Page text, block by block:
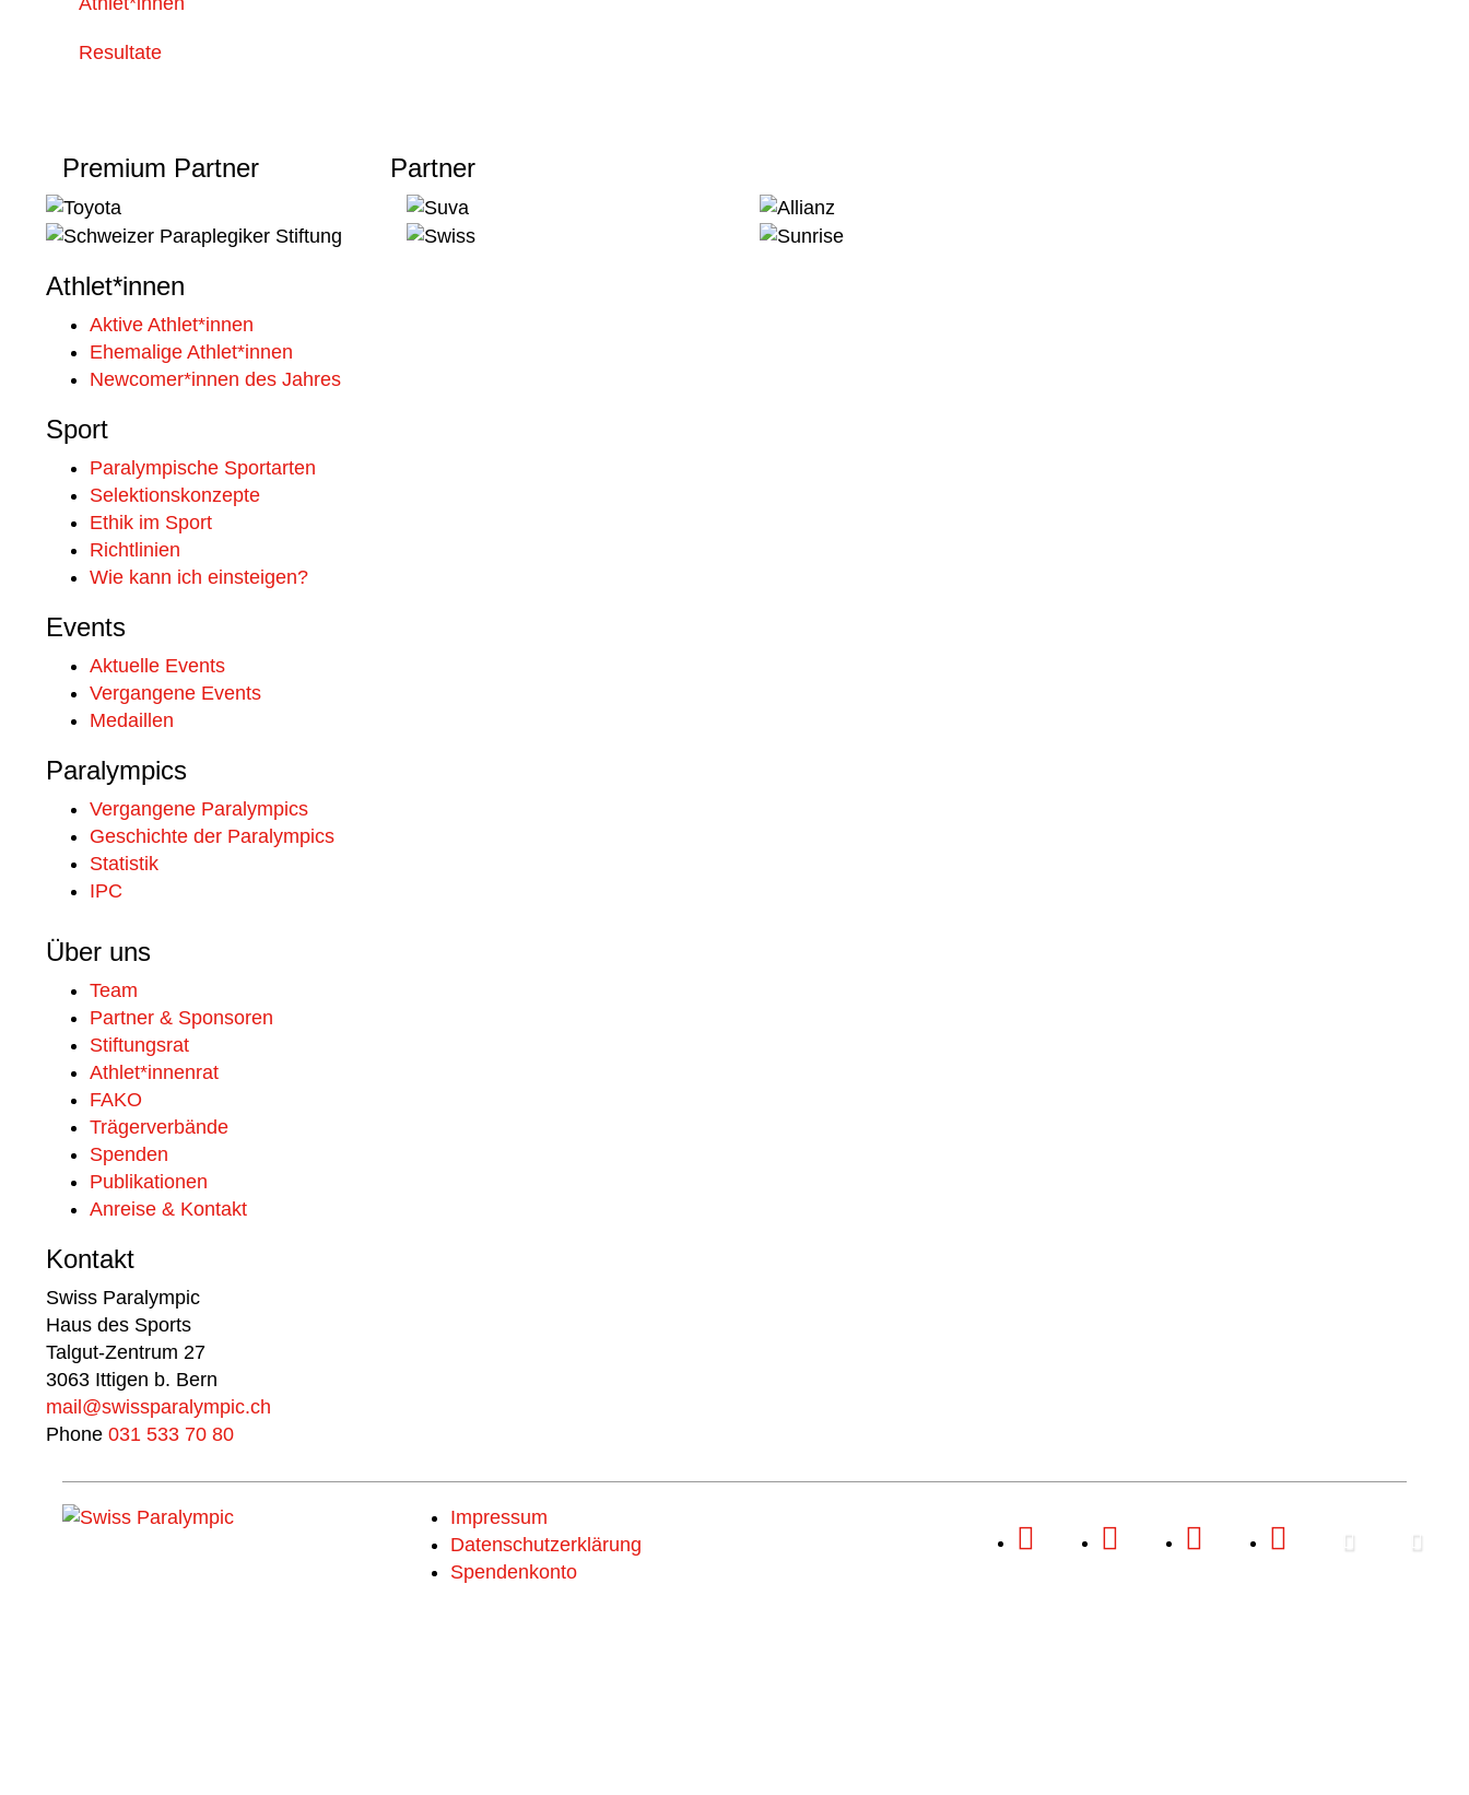
Resultate
Premium Partner Partner
Athlet*innen
Aktive Athlet*innen
Ehemalige Athlet*innen
Newcomer*innen des Jahres
Sport
Paralympische Sportarten
Selektionskonzepte
Ethik im Sport
Richtlinien
Wie kann ich einsteigen?
Events
Aktuelle Events
Vergangene Events
Medaillen
Paralympics
Vergangene Paralympics
Geschichte der Paralympics
Statistik
IPC
Über uns
Team
Partner & Sponsoren
Stiftungsrat
Athlet*innenrat
FAKO
Trägerverbände
Spenden
Publikationen
Anreise & Kontakt
Kontakt
Swiss Paralympic
Haus des Sports
Talgut-Zentrum 27
3063 Ittigen b. Bern
mail@swissparalympic.ch
Phone 031 533 70 80
Impressum
Datenschutzerklärung
Spendenkonto